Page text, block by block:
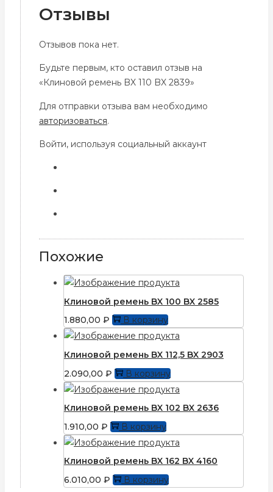
Отзывы
Отзывов пока нет.
Будьте первым, кто оставил отзыв на
«Клиновой ремень BX 110 BX 2839»
Для отправки отзыва вам необходимо
авторизоваться.
Войти, используя социальный аккаунт
Похожие
Клиновой ремень BX 100 BX 2585
1.880,00 ₽ В корзину
Клиновой ремень BX 112,5 BX 2903
2.090,00 ₽ В корзину
Клиновой ремень BX 102 BX 2636
1.910,00 ₽ В корзину
Клиновой ремень BX 162 BX 4160
6.010,00 ₽ В корзину